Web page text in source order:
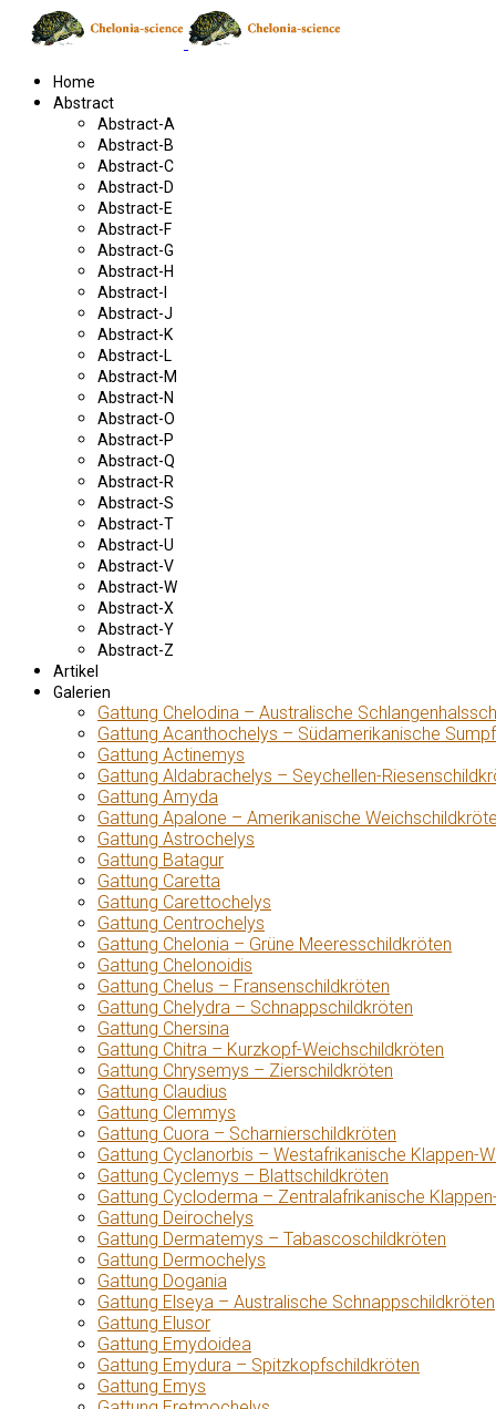
Home
Abstract
Abstract-A
Abstract-B
Abstract-C
Abstract-D
Abstract-E
Abstract-F
Abstract-G
Abstract-H
Abstract-I
Abstract-J
Abstract-K
Abstract-L
Abstract-M
Abstract-N
Abstract-O
Abstract-P
Abstract-Q
Abstract-R
Abstract-S
Abstract-T
Abstract-U
Abstract-V
Abstract-W
Abstract-X
Abstract-Y
Abstract-Z
Artikel
Galerien
Gattung Chelodina – Australische
Gattung Acanthochelys – Südamerikanische
Gattung Actinemys
Gattung Aldabrachelys – Seychellen-
Gattung Amyda
Gattung Apalone – Amerikanische
Gattung Astrochelys
Gattung Batagur
Gattung Caretta
Gattung Carettochelys
Gattung Centrochelys
Gattung Chelonia – Grüne Meeresschildkröten
Gattung Chelonoidis
Gattung Chelus – Fransenschildkröten
Gattung Chelydra – Schnappschildkröten
Gattung Chersina
Gattung Chitra – Kurzkopf-Weichschildkröten
Gattung Chrysemys – Zierschildkröten
Gattung Claudius
Gattung Clemmys
Gattung Cuora – Scharnierschildkröten
Gattung Cyclanorbis – Westafrikanische Klappen-
Gattung Cyclemys – Blattschildkröten
Gattung Cycloderma – Zentralafrikanische
Gattung Deirochelys
Gattung Dermatemys – Tabascoschildkröten
Gattung Dermochelys
Gattung Dogania
Gattung Elseya – Australische Schnappschildkröten
Gattung Elusor
Gattung Emydoidea
Gattung Emydura – Spitzkopfschildkröten
Gattung Emys